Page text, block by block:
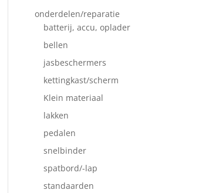
onderdelen/reparatie
batterij, accu, oplader
bellen
jasbeschermers
kettingkast/scherm
Klein materiaal
lakken
pedalen
snelbinder
spatbord/-lap
standaarden